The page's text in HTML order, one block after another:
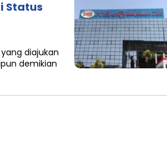
Status
diajukan
demikian